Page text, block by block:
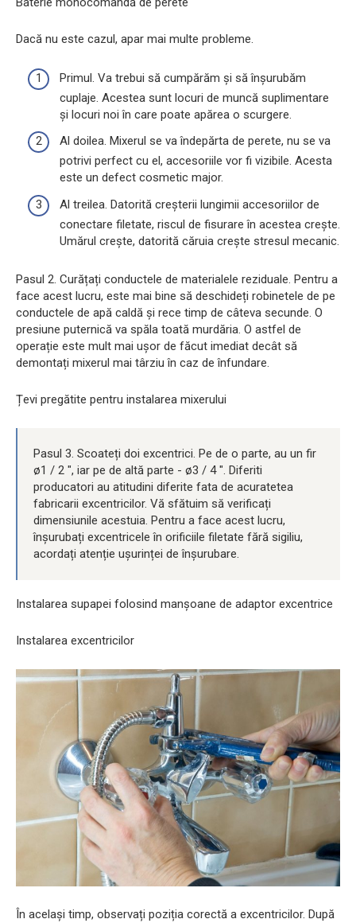
Dacă nu este cazul, apar mai multe probleme.
Primul. Va trebui să cumpărăm și să înșurubăm
cuplaje. Acestea sunt locuri de muncă suplimentare
și locuri noi în care poate apărea o scurgere.
Al doilea. Mixerul se va îndepărta de perete, nu se va
potrivi perfect cu el, accesoriile vor fi vizibile. Acesta
este un defect cosmetic major.
Al treilea. Datorită creșterii lungimii accesoriilor de
conectare filetate, riscul de fisurare în acestea crește.
Umărul crește, datorită căruia crește stresul mecanic.
Pasul 2. Curățați conductele de materialele reziduale. Pentru a
face acest lucru, este mai bine să deschideți robinetele de pe
conductele de apă caldă și rece timp de câteva secunde. O
presiune puternică va spăla toată murdăria. O astfel de
operație este mult mai ușor de făcut imediat decât să
demontați mixerul mai târziu în caz de înfundare.
Țevi pregătite pentru instalarea mixerului
Pasul 3. Scoateți doi excentrici. Pe de o parte, au un fir
ø1 / 2 ″, iar pe de altă parte - ø3 / 4 ″. Diferiti
producatori au atitudini diferite fata de acuratetea
fabricarii excentricilor. Vă sfătuim să verificați
dimensiunile acestuia. Pentru a face acest lucru,
înșurubați excentricele în orificiile filetate fără sigiliu,
acordați atenție ușurinței de înșurubare.
Instalarea supapei folosind manșoane de adaptor excentrice
Instalarea excentricilor
În același timp, observați poziția corectă a excentricilor. După